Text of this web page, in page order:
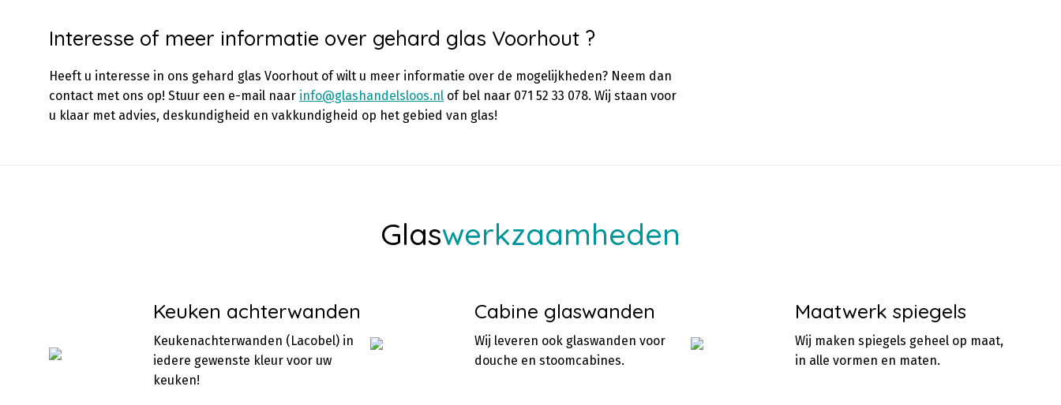
Interesse of meer informatie over gehard glas Voorhout ?
Heeft u interesse in ons gehard glas Voorhout of wilt u meer informatie over de mogelijkheden? Neem dan
contact met ons op! Stuur een e-mail naar info@glashandelsloos.nl of bel naar 071 52 33 078. Wij staan voor
u klaar met advies, deskundigheid en vakkundigheid op het gebied van glas!
Glaswerkzaamheden
Keuken achterwanden
Keukenachterwanden (Lacobel) in
iedere gewenste kleur voor uw
keuken!
Cabine glaswanden
Wij leveren ook glaswanden voor
douche en stoomcabines.
Maatwerk spiegels
Wij maken spiegels geheel op maat,
in alle vormen en maten.